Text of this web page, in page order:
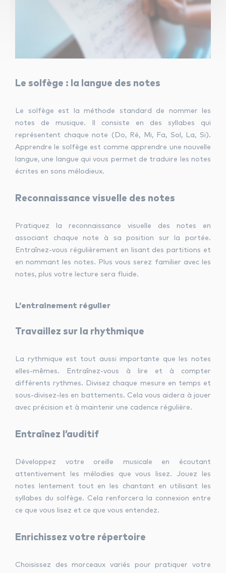
Le solfège : la langue des notes
Le solfège est la méthode standard de nommer les
notes de musique. Il consiste en des syllabes qui
représentent chaque note (Do, Ré, Mi, Fa, Sol, La, Si).
Apprendre le solfège est comme apprendre une nouvelle
langue, une langue qui vous permet de traduire les notes
écrites en sons mélodieux.
Reconnaissance visuelle des notes
Pratiquez la reconnaissance visuelle des notes en
associant chaque note à sa position sur la portée.
Entraînez-vous régulièrement en lisant des partitions et
en nommant les notes. Plus vous serez familier avec les
notes, plus votre lecture sera fluide.
L’entrainement régulier
Travaillez sur la rhythmique
La rythmique est tout aussi importante que les notes
elles-mêmes. Entraînez-vous à lire et à compter
différents rythmes. Divisez chaque mesure en temps et
sous-divisez-les en battements. Cela vous aidera à jouer
avec précision et à maintenir une cadence régulière.
Entraînez l’auditif
Développez votre oreille musicale en écoutant
attentivement les mélodies que vous lisez. Jouez les
notes lentement tout en les chantant en utilisant les
syllabes du solfège. Cela renforcera la connexion entre
ce que vous lisez et ce que vous entendez.
Enrichissez votre répertoire
Choisissez des morceaux variés pour pratiquer votre